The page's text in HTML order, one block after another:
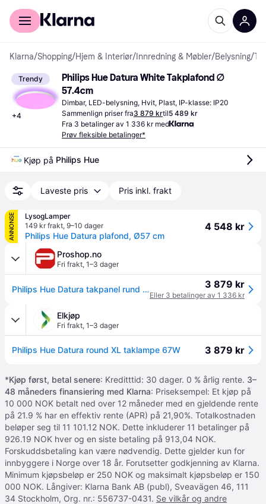
For kunder
Klarna/Shopping/Hjem & Interiør/ Innredning & Møbler/Belysning/
Trendy
+4
Philips Hue Datura White Takplafond ∅
57.4cm
Dimbar, LED-belysning, Hvit, Plast, IP-klasse: IP20
Sammenlign priser fra3 879 krtil5 489 kr
Fra 3 betalinger av 1 336 kr med
Prøv fleksible betalinger*
Kjøp på Philips Hue
Laveste pris Pris inkl. frakt
ANNONSE
LysogLamper
149 kr frakt, 9–10 dager
Philips Hue Datura plafond, Ø57 cm
4 548 kr
Proshop.no
Fri frakt, 1–3 dager
Philips Hue Datura takpanel rund ekstra stor (hvit) - hvit og fargestemning 3 879 kr
Eller 3 betalinger av 1 336 kr
Elkjøp
Fri frakt, 1–3 dager
Philips Hue Datura round XL taklampe 67W 3 879 kr
*Kjøp først, betal senere: Kreditttid: 30 dager. 0 % årlig rente. 3–
48 måneders finansiering med Klarna: Priseksempel: Et kjøp på
10 000 NOK betalt ned over 12 måneder med en gjeldende rente
på 21.9 % har en effektiv rente (APR) på 21,90%. Totalkostnaden
beløper seg til 11 101.12 NOK. Dette inkluderer 11 betalinger på
926.19 NOK hver og en siste betaling på 913,04 NOK.
Forskuddsbetaling kan være nødvendig. Dette gjelder kun for
innbyggere i Norge over 18 år. Forutsetter godkjenning av Klarna.
Minimum kjøpsbeløp er 250 NOK og maksimalt kjøpsbeløp er 150
000 NOK. Långiver: Klarna Bank AB (publ), Sveavägen 46, 111
34 Stockholm, Org. nr.: 556737-0431. Se vilkår og andre